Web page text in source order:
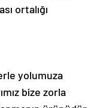
ortalığı
yolumuza
bize zorla